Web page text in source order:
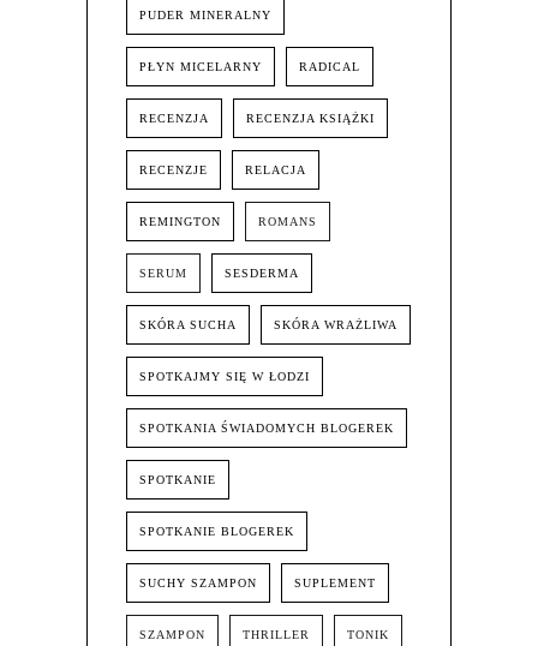
PUDER MINERALNY
PŁYN MICELARNY RADICAL
RECENZJA RECENZJA KSIĄŻKI
RECENZJE RELACJA
REMINGTON ROMANS
SERUM SESDERMA
SKÓRA SUCHA SKÓRA WRAŻLIWA
SPOTKAJMY SIĘ W ŁODZI
SPOTKANIA ŚWIADOMYCH BLOGEREK
SPOTKANIE
SPOTKANIE BLOGEREK
SUCHY SZAMPON SUPLEMENT
SZAMPON THRILLER TONIK